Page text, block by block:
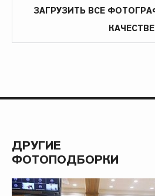
ЗАГРУЗИТЬ ВСЕ
КАЧЕСТВЕ
ДРУГИЕ
ФОТОПОДБОРКИ